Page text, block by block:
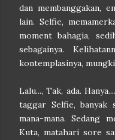
dan membanggakan,
lain. Selfie,
moment bahagia,
sebagainya.
kontemplasinya,
Lalu..., Tak, ada.
taggar Selfie, banyak
mana-mana. Sedang
Kuta, matahari sore